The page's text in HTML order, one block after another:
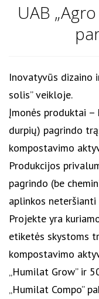
UAB
Inovatyvūs dizaino
solis” veikloje.
Įmonės produktai –
durpių) pagrindo
kompostavimo
Produkcijos
pagrindo (be
aplinkos neteršianti
Projekte yra
etiketės skystoms
kompostavimo
„Humilat Grow” ir
„Humilat Compo”